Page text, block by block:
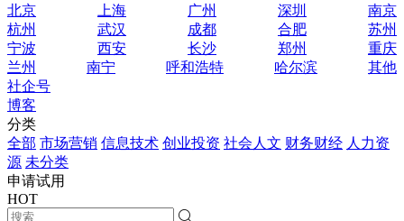
北京
上海 广州 深圳
南京
杭州
武汉 成都 合肥
苏州
宁波
西安 长沙 郑州
重庆
兰州
南宁 呼和浩特 哈尔滨
其他
社企号
博客
分类
全部 市场营销 信息技术 创业投资 社会人文 财务财经 人力资
源 未分类
申请试用
HOT